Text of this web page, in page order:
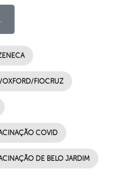
OXFORD/FIOCRUZ
COVID
DE BELO JARDIM